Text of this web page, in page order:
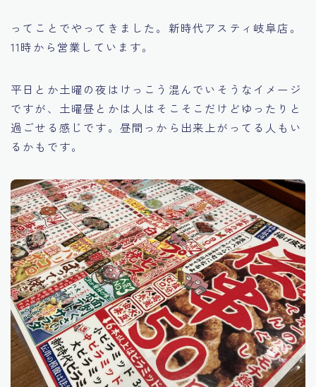
ってことでやってきました。新時代アスティ岐阜店。
11時から営業しています。
平日とか土曜の夜はけっこう混んでいそうなイメージ
ですが、土曜昼とかは人はそこそこだけどゆったりと
過ごせる感じです。昼間っから出来上がってる人もい
るかもです。